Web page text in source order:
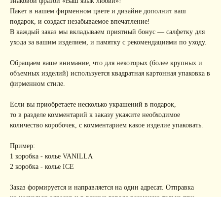
Пакет в нашем фирменном цвете и дизайне дополнит ваш
подарок, и создаст незабываемое впечатление!
В каждый заказ мы вкладываем приятный бонус — салфетку для
ухода за вашим изделием, и памятку с рекомендациями по уходу.
Обращаем ваше внимание, что для некоторых (более крупных и
объемных изделий) используется квадратная картонная упаковка в
фирменном стиле.
Если вы приобретаете несколько украшений в подарок,
то в разделе комментарий к заказу укажите необходимое
количество коробочек, с комментарием какое изделие упаковать.
Пример:
1 коробка - колье VANILLA
2 коробка - колье ICE
Заказ формируется и направляется на один адресат. Отправка